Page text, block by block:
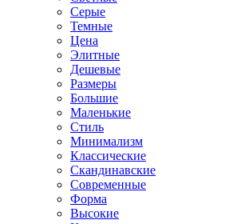
Серые
Темные
Цена
Элитные
Дешевые
Размеры
Большие
Маленькие
Стиль
Минимализм
Классические
Скандинавские
Современные
Форма
Высокие